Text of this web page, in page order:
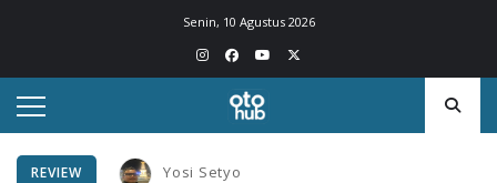
Senin, 10 Agustus 2026
REVIEW Yosi Setyo